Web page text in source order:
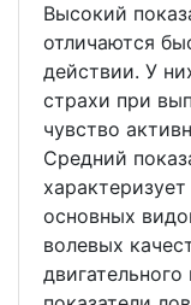
Высокий
отличаются
действии. У
страхи при
чувство
Средний
основных
волевых